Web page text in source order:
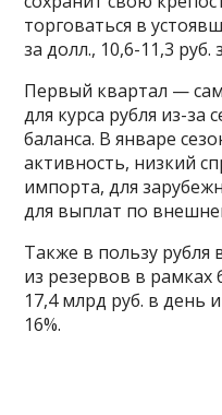
торговаться в
за долл., 10,6-11,3
Первый квартал —
для курса рубля из-за
баланса. В январе
активность, низкий
импорта, для
для выплат по
Также в пользу
из резервов в
17,4 млрд руб. в день
16%.